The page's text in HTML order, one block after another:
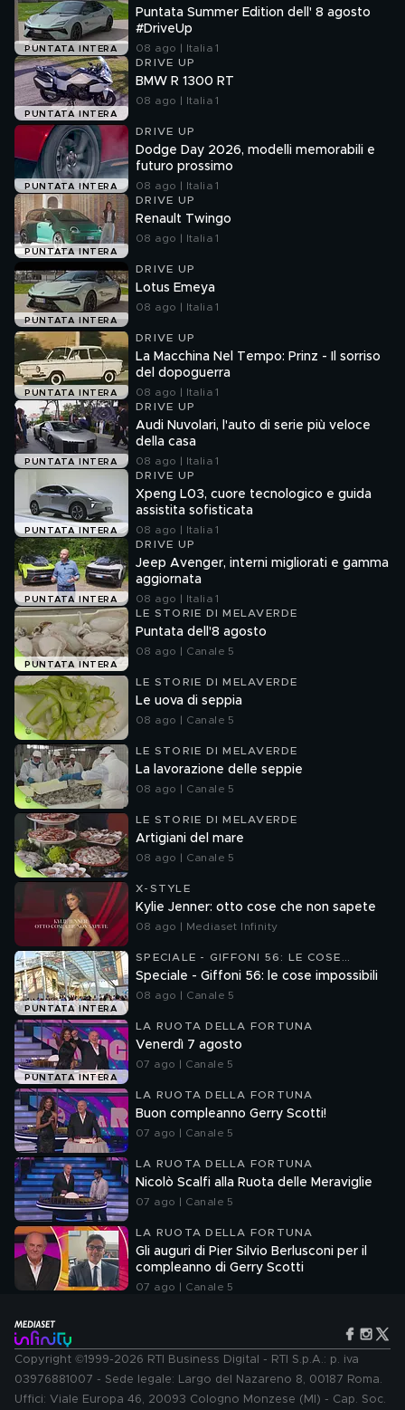
PUNTATA INTERA
Puntata Summer Edition dell' 8 agosto
#DriveUp
08 ago | Italia 1
PUNTATA INTERA
DRIVE UP
BMW R 1300 RT
08 ago | Italia 1
PUNTATA INTERA
DRIVE UP
Dodge Day 2026, modelli memorabili e
futuro prossimo
08 ago | Italia 1
PUNTATA INTERA
DRIVE UP
Renault Twingo
08 ago | Italia 1
PUNTATA INTERA
DRIVE UP
Lotus Emeya
08 ago | Italia 1
PUNTATA INTERA
DRIVE UP
La Macchina Nel Tempo: Prinz - Il sorriso
del dopoguerra
08 ago | Italia 1
PUNTATA INTERA
DRIVE UP
Audi Nuvolari, l'auto di serie più veloce
della casa
08 ago | Italia 1
PUNTATA INTERA
DRIVE UP
Xpeng L03, cuore tecnologico e guida
assistita sofisticata
08 ago | Italia 1
PUNTATA INTERA
DRIVE UP
Jeep Avenger, interni migliorati e gamma
aggiornata
08 ago | Italia 1
PUNTATA INTERA
LE STORIE DI MELAVERDE
Puntata dell'8 agosto
08 ago | Canale 5
LE STORIE DI MELAVERDE
Le uova di seppia
08 ago | Canale 5
LE STORIE DI MELAVERDE
La lavorazione delle seppie
08 ago | Canale 5
LE STORIE DI MELAVERDE
Artigiani del mare
08 ago | Canale 5
X-STYLE
Kylie Jenner: otto cose che non sapete
08 ago | Mediaset Infinity
PUNTATA INTERA
SPECIALE - GIFFONI 56: LE COSE
IMPOSSIBILI
Speciale - Giffoni 56: le cose impossibili
08 ago | Canale 5
PUNTATA INTERA
LA RUOTA DELLA FORTUNA
Venerdì 7 agosto
07 ago | Canale 5
LA RUOTA DELLA FORTUNA
Buon compleanno Gerry Scotti!
07 ago | Canale 5
LA RUOTA DELLA FORTUNA
Nicolò Scalfi alla Ruota delle Meraviglie
07 ago | Canale 5
LA RUOTA DELLA FORTUNA
Gli auguri di Pier Silvio Berlusconi per il
compleanno di Gerry Scotti
07 ago | Canale 5
Copyright ©1999-2026 RTI Business Digital - RTI S.p.A.: p. iva
03976881007 - Sede legale: Largo del Nazareno 8, 00187 Roma.
Uffici: Viale Europa 46, 20093 Cologno Monzese (MI) - Cap. Soc.